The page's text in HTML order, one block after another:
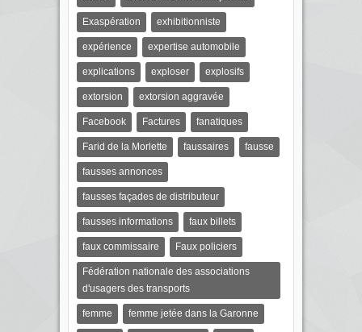
Exaspération exhibitionniste
expérience expertise automobile
explications exploser explosifs
extorsion extorsion aggravée
Facebook Factures fanatiques
Farid de la Morlette faussaires fausse
fausses annonces
fausses façades de distributeur
fausses informations faux billets
faux commissaire Faux policiers
Fédération nationale des associations
d'usagers des transports
femme femme jetée dans la Garonne